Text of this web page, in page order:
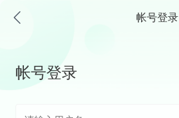
帐号登录
帐号登录